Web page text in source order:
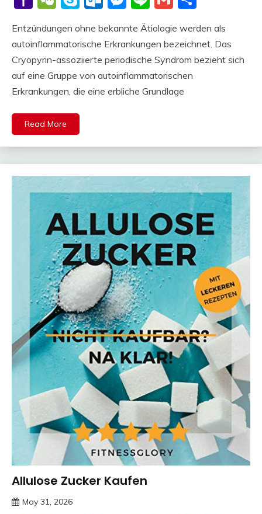
Entzündungen ohne bekannte Ätiologie werden als
autoinflammatorische Erkrankungen bezeichnet. Das
Cryopyrin-assoziierte periodische Syndrom bezieht sich
auf eine Gruppe von autoinflammatorischen
Erkrankungen, die eine erbliche Grundlage
Read More
Trends
Allulose Zucker Kaufen
May 31, 2026